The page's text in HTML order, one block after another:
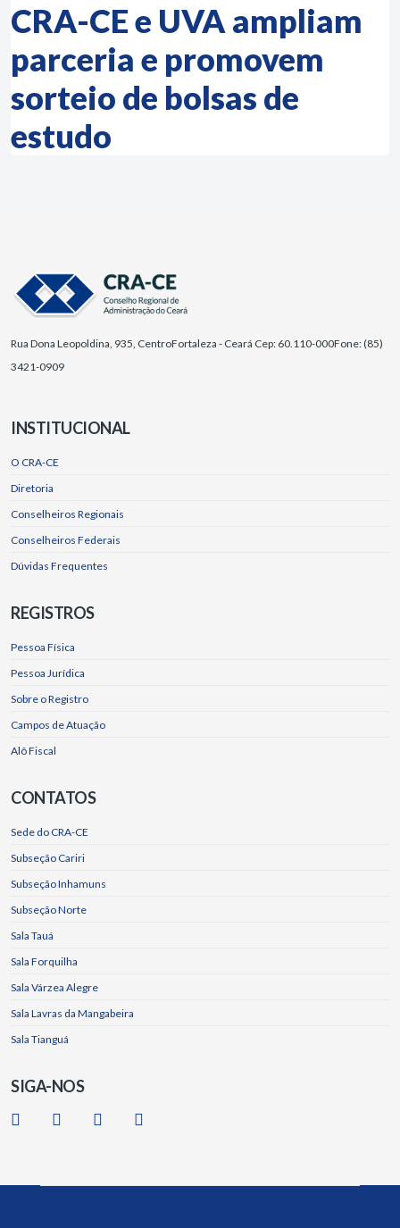
CRA-CE e UVA ampliam
parceria e promovem
sorteio de bolsas de
estudo
Rua Dona Leopoldina, 935, CentroFortaleza - Ceará Cep: 60.110-000Fone: (85)
3421-0909
INSTITUCIONAL
O CRA-CE
Diretoria
Conselheiros Regionais
Conselheiros Federais
Dúvidas Frequentes
REGISTROS
Pessoa Física
Pessoa Jurídica
Sobre o Registro
Campos de Atuação
Alô Fiscal
CONTATOS
Sede do CRA-CE
Subseção Cariri
Subseção Inhamuns
Subseção Norte
Sala Tauá
Sala Forquilha
Sala Várzea Alegre
Sala Lavras da Mangabeira
Sala Tianguá
SIGA-NOS